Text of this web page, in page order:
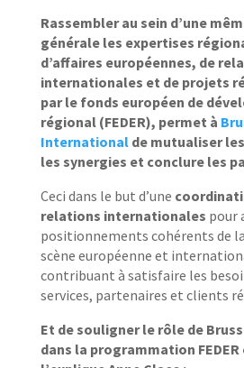
Rassembler au sein d’une
générale les expertises
d’affaires européennes, de
internationales et de projets
par le fonds européen de
régional (FEDER), permet à
Internationalde mutualiser
les synergies et conclure les
Ceci dans le but d’une
relations internationales pour
positionnements cohérents de
scène européenne et
contribuant à satisfaire les
services, partenaires et clients
Et de souligner le rôle de
dans la programmation